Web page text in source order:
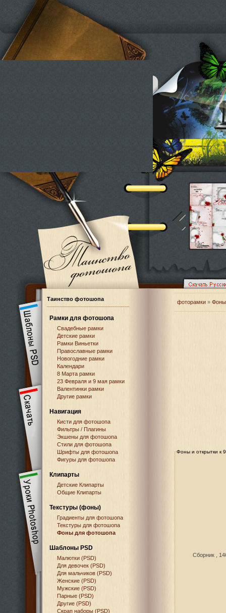
Таинство фотошопа
Рамки для фотошопа
Свадебные рамки
Детские рамки
Рамки Виньетки
Православные рамки
Новогодние рамки
Календари
8 Марта рамки
23 Февраля и 9 мая рамки
Валентинки рамки
Другие рамки
Навигация
Кисти для фотошопа
Фильтры / Плагины
Экшены для фотошопа
Стили для фотошопа
Шрифты для фотошопа
Фигуры для фотошопа
Клипарты
Детские Клипарты
Общие Клипарты
Текстуры (фоны)
Градиенты для фотошопа
Текстуры для фотошопа
Фоны для фотошопа
Шаблоны PSD
Малютки (PSD)
Для девочек (PSD)
Для мальчиков (PSD)
Женские (PSD)
Мужские (PSD)
Парные (PSD)
Другие (PSD)
Скрап наборы (PSD)
фоторамки »
Фоны и открытки к
Сборник ,